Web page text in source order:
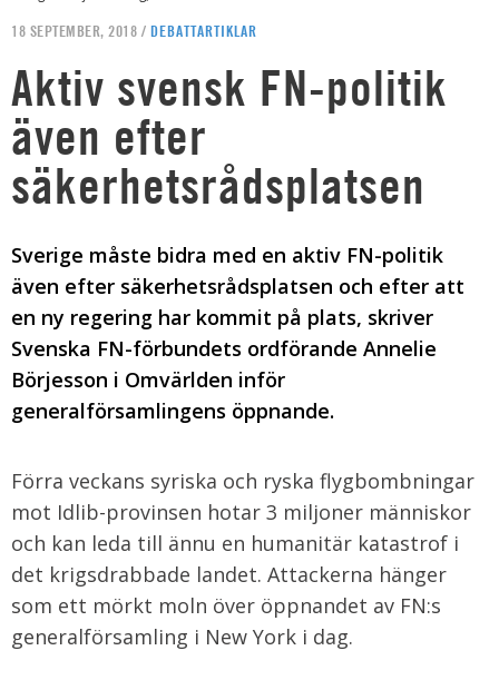
18 SEPTEMBER, 2018 / DEBATTARTIKLAR
Aktiv svensk FN-politik
även efter
säkerhetsrådsplatsen
Sverige måste bidra med en aktiv FN-politik
även efter säkerhetsrådsplatsen och efter att
en ny regering har kommit på plats, skriver
Svenska FN-förbundets ordförande Annelie
Börjesson i Omvärlden inför
generalförsamlingens öppnande.
Förra veckans syriska och ryska flygbombningar
mot Idlib-provinsen hotar 3 miljoner människor
och kan leda till ännu en humanitär katastrof i
det krigsdrabbade landet. Attackerna hänger
som ett mörkt moln över öppnandet av FN:s
generalförsamling i New York i dag.